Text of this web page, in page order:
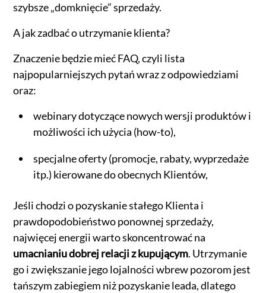
szybsze „domknięcie” sprzedaży.
A jak zadbać o utrzymanie klienta?
Znaczenie będzie mieć FAQ, czyli lista
najpopularniejszych pytań wraz z odpowiedziami
oraz:
webinary dotyczące nowych wersji produktów i
możliwości ich użycia (how-to),
specjalne oferty (promocje, rabaty, wyprzedaże
itp.) kierowane do obecnych Klientów,
Jeśli chodzi o pozyskanie stałego Klienta i
prawdopodobieństwo ponownej sprzedaży,
najwięcej energii warto skoncentrować na
umacnianiu dobrej relacji z kupującym. Utrzymanie
go i zwiększanie jego lojalności wbrew pozorom jest
tańszym zabiegiem niż pozyskanie leada, dlatego